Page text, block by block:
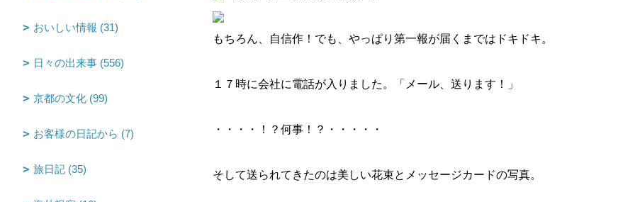
もちろん、自信作！でも、やっぱり第一報が届くまではドキドキ。
１７時に会社に電話が入りました。「メール、送ります！」
・・・・！？何事！？・・・・・
そして送られてきたのは美しい花束とメッセージカードの写真。
おいしい情報 (31)
日々の出来事 (556)
京都の文化 (99)
お客様の日記から (7)
旅日記 (35)